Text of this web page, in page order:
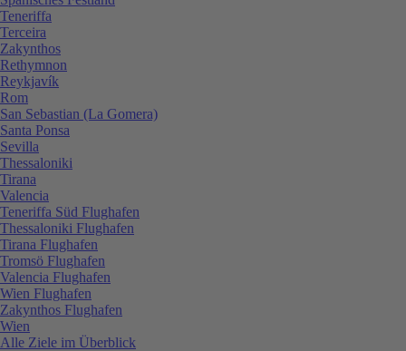
Teneriffa
Terceira
Zakynthos
Rethymnon
Reykjavík
Rom
San Sebastian (La Gomera)
Santa Ponsa
Sevilla
Thessaloniki
Tirana
Valencia
Teneriffa Süd Flughafen
Thessaloniki Flughafen
Tirana Flughafen
Tromsö Flughafen
Valencia Flughafen
Wien Flughafen
Zakynthos Flughafen
Wien
Alle Ziele im Überblick